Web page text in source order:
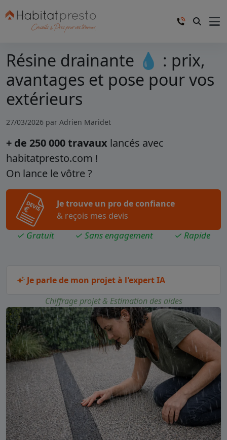
Résine drainante 💧 : prix,
avantages et pose pour vos
extérieurs
27/03/2026 par Adrien Maridet
+ de 250 000 travaux lancés avec
habitatpresto.com !
On lance le vôtre ?
Je trouve un pro de confiance
& reçois mes devis
✓ Gratuit ✓ Sans engagement ✓ Rapide
Je parle de mon projet à l'expert IA
Chiffrage projet & Estimation des aides